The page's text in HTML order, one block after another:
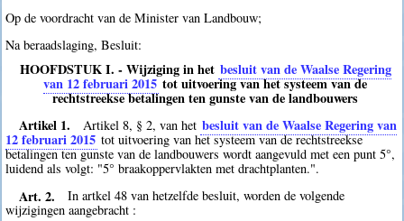
Op de voordracht van de Minister van Landbouw;
Na beraadslaging, Besluit:
HOOFDSTUK I. - Wijziging in het besluit van de Waalse Regering
van 12 februari 2015tot uitvoering van het systeem van de
rechtstreekse betalingen ten gunste van de landbouwers
Artikel 1.
Artikel 8, § 2, van het besluit van de Waalse Regering van
12 februari 2015 tot uitvoering van het systeem van de rechtstreekse
betalingen ten gunste van de landbouwers wordt aangevuld met een punt 5°,
luidend als volgt: "5° braakoppervlakten met drachtplanten.".
Art. 2.
In artkel 48 van hetzelfde besluit, worden de volgende
wijzigingen aangebracht :